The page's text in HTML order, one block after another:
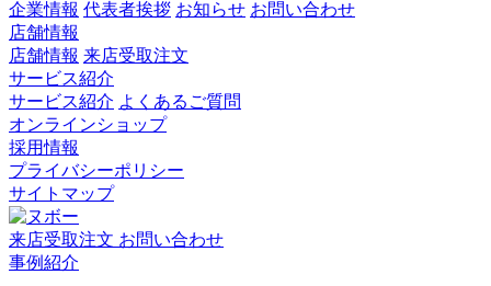
企業情報 代表者挨拶 お知らせ お問い合わせ
店舗情報
店舗情報 来店受取注文
サービス紹介
サービス紹介 よくあるご質問
オンラインショップ
採用情報
プライバシーポリシー
サイトマップ
来店受取注文 お問い合わせ
事例紹介